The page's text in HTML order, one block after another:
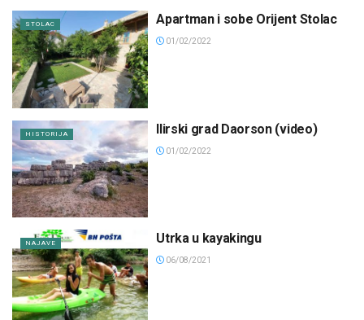
STOLAC Apartman i sobe Orijent Stolac
01/02/2022
HISTORIJA Ilirski grad Daorson (video)
01/02/2022
NAJAVE Utrka u kayakingu
06/08/2021